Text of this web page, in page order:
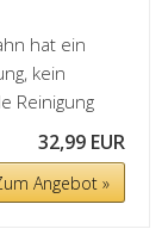
hat ein
kein
Reinigung
32,99 EUR
Angebot »